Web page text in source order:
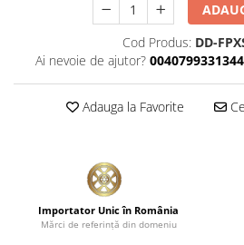
Tratamente şi Întreţinere
Recondiţionare Piele
Cod Produs: DD-
Ai nevoie de ajutor? 0040799331344
Adauga la Favorite
Importator Unic în România
Mărci de referinţă din domeniu